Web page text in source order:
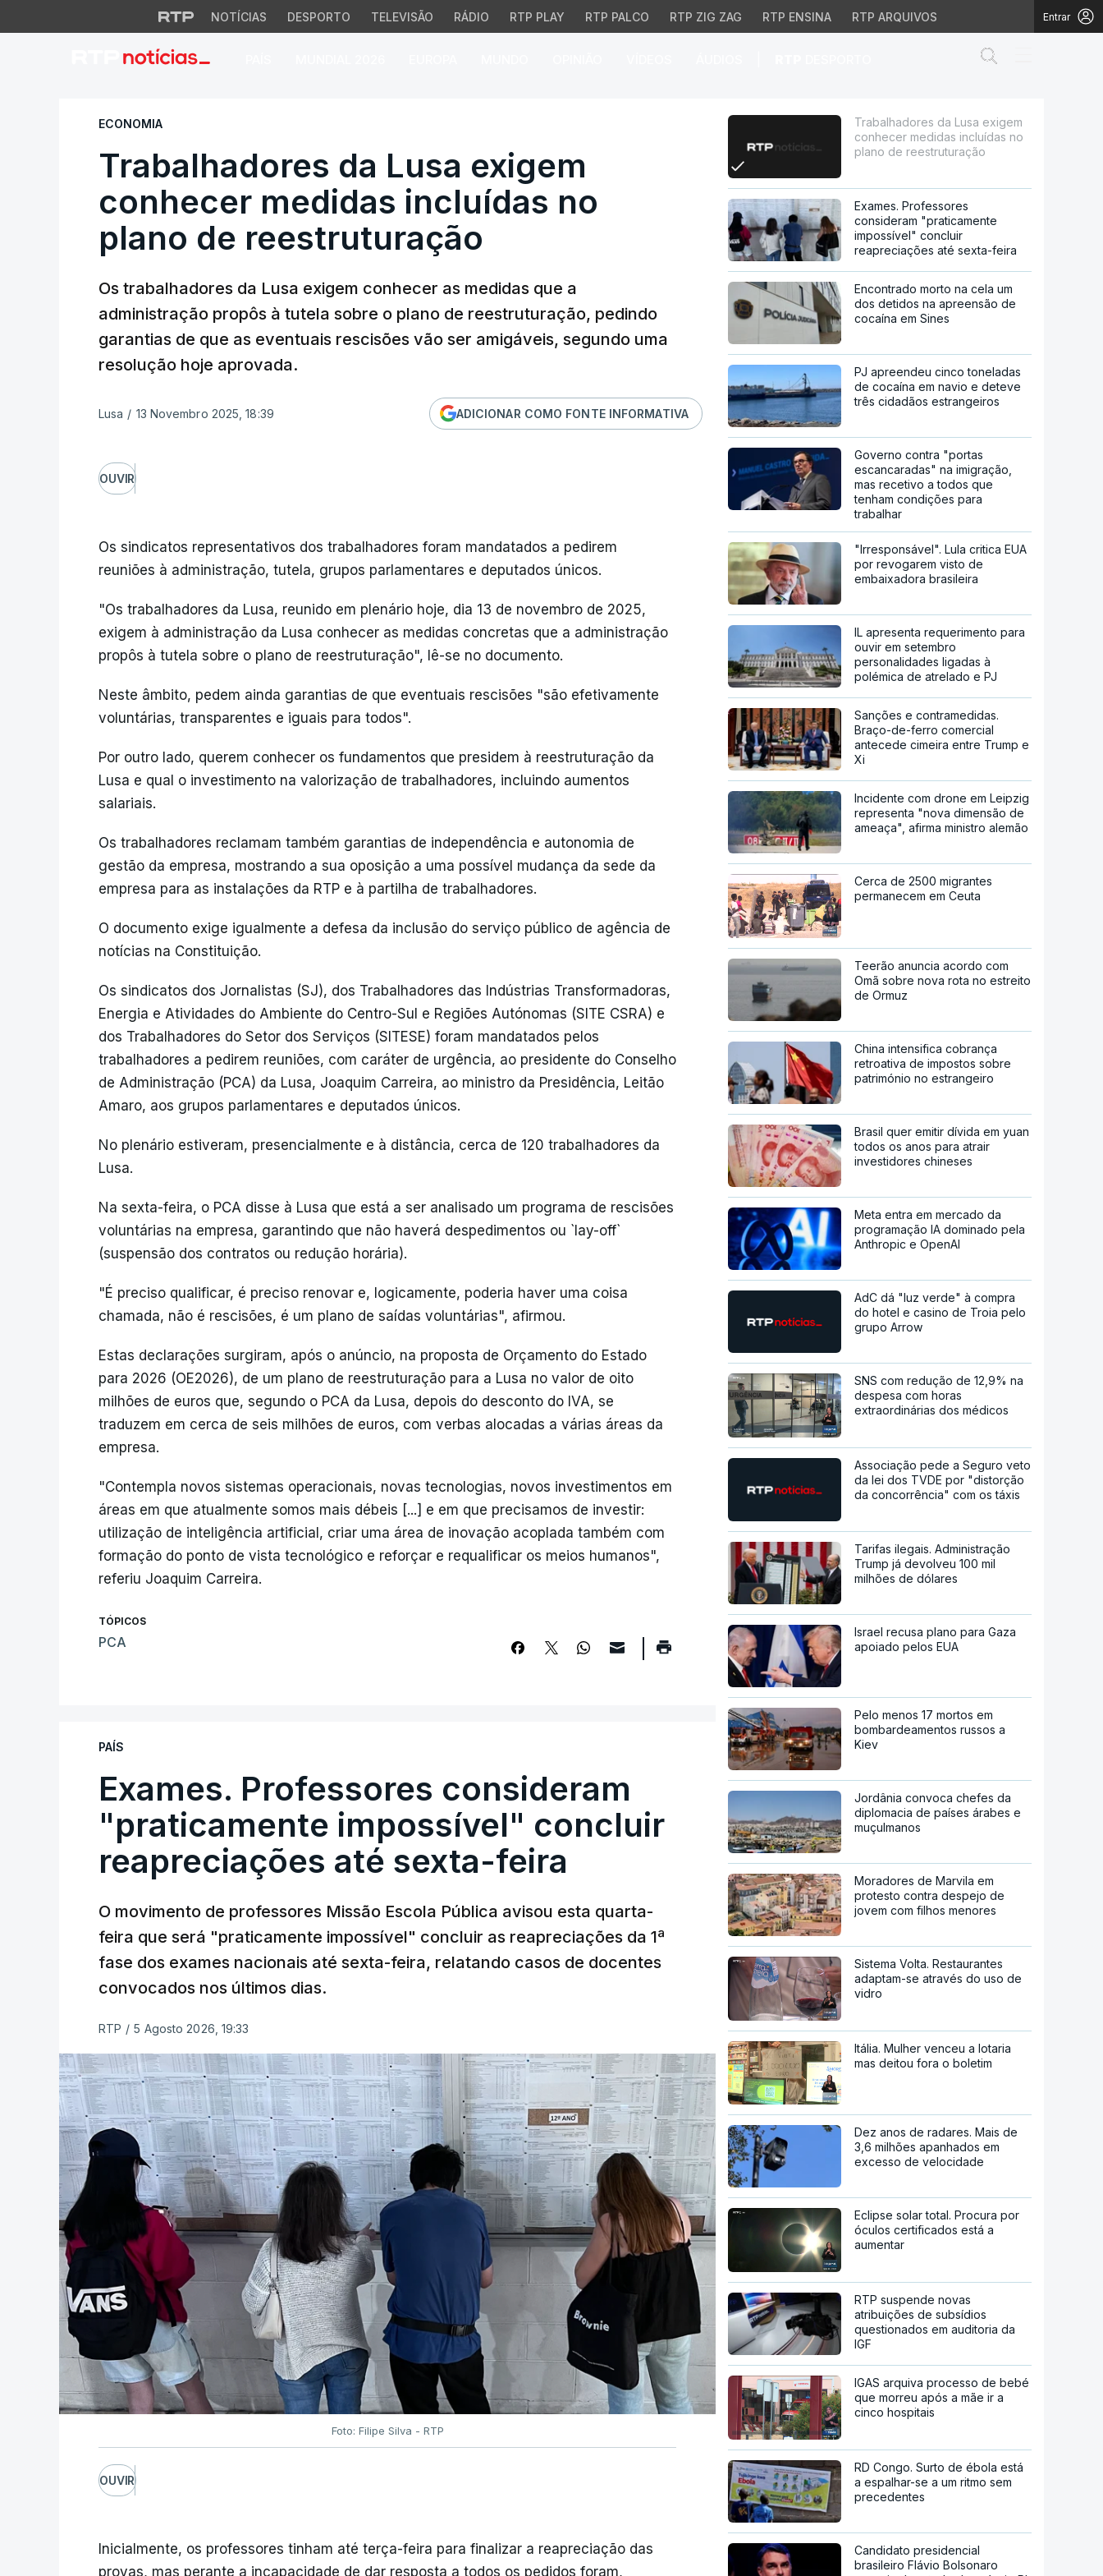
NOTÍCIAS DESPORTO TELEVISÃO RÁDIO RTP PLAY RTP PALCO RTP ZIG ZAG RTP ENSINA RTP ARQUIVOS Entrar
Trabalhadores da Lusa exigem conhecer medidas incluídas no
ECONOMIA
Trabalhadores da Lusa exigem
conhecer medidas incluídas no
plano de reestruturação
Os trabalhadores da Lusa exigem conhecer as medidas que a
administração propôs à tutela sobre o plano de reestruturação, pedindo
garantias de que as eventuais rescisões vão ser amigáveis, segundo uma
resolução hoje aprovada.
Lusa / 13 Novembro 2025, 18:39 ADICIONAR COMO FONTE INFORMATIVA
OUVIR
Os sindicatos representativos dos trabalhadores foram mandatados a pedirem
reuniões à administração, tutela, grupos parlamentares e deputados únicos.
"Os trabalhadores da Lusa, reunido em plenário hoje, dia 13 de novembro de 2025,
exigem à administração da Lusa conhecer as medidas concretas que a administração
propôs à tutela sobre o plano de reestruturação", lê-se no documento.
Neste âmbito, pedem ainda garantias de que eventuais rescisões "são efetivamente
voluntárias, transparentes e iguais para todos".
Por outro lado, querem conhecer os fundamentos que presidem à reestruturação da
Lusa e qual o investimento na valorização de trabalhadores, incluindo aumentos
salariais.
Os trabalhadores reclamam também garantias de independência e autonomia de
gestão da empresa, mostrando a sua oposição a uma possível mudança da sede da
empresa para as instalações da RTP e à partilha de trabalhadores.
O documento exige igualmente a defesa da inclusão do serviço público de agência de
notícias na Constituição.
Os sindicatos dos Jornalistas (SJ), dos Trabalhadores das Indústrias Transformadoras,
Energia e Atividades do Ambiente do Centro-Sul e Regiões Autónomas (SITE CSRA) e
dos Trabalhadores do Setor dos Serviços (SITESE) foram mandatados pelos
trabalhadores a pedirem reuniões, com caráter de urgência, ao presidente do Conselho
de Administração (PCA) da Lusa, Joaquim Carreira, ao ministro da Presidência, Leitão
Amaro, aos grupos parlamentares e deputados únicos.
No plenário estiveram, presencialmente e à distância, cerca de 120 trabalhadores da
Lusa.
Na sexta-feira, o PCA disse à Lusa que está a ser analisado um programa de rescisões
voluntárias na empresa, garantindo que não haverá despedimentos ou `lay-off`
(suspensão dos contratos ou redução horária).
"É preciso qualificar, é preciso renovar e, logicamente, poderia haver uma coisa
chamada, não é rescisões, é um plano de saídas voluntárias", afirmou.
Estas declarações surgiram, após o anúncio, na proposta de Orçamento do Estado
para 2026 (OE2026), de um plano de reestruturação para a Lusa no valor de oito
milhões de euros que, segundo o PCA da Lusa, depois do desconto do IVA, se
traduzem em cerca de seis milhões de euros, com verbas alocadas a várias áreas da
empresa.
"Contempla novos sistemas operacionais, novas tecnologias, novos investimentos em
áreas em que atualmente somos mais débeis [...] e em que precisamos de investir:
utilização de inteligência artificial, criar uma área de inovação acoplada também com
formação do ponto de vista tecnológico e reforçar e requalificar os meios humanos",
referiu Joaquim Carreira.
TÓPICOS
PCA
PAÍS
Exames. Professores consideram
"praticamente impossível" concluir
reapreciações até sexta-feira
O movimento de professores Missão Escola Pública avisou esta quarta-
feira que será "praticamente impossível" concluir as reapreciações da 1ª
fase dos exames nacionais até sexta-feira, relatando casos de docentes
convocados nos últimos dias.
RTP / 5 Agosto 2026, 19:33
Foto: Filipe Silva - RTP
OUVIR
Inicialmente, os professores tinham até terça-feira para finalizar a reapreciação das
provas, mas perante a incapacidade de dar resposta a todos os pedidos foram,
Trabalhadores da Lusa exigem
conhecer medidas incluídas no
plano de reestruturação
Exames. Professores
consideram "praticamente
impossível" concluir
reapreciações até sexta-feira
Encontrado morto na cela um
dos detidos na apreensão de
cocaína em Sines
PJ apreendeu cinco toneladas
de cocaína em navio e deteve
três cidadãos estrangeiros
Governo contra "portas
escancaradas" na imigração,
mas recetivo a todos que
tenham condições para
trabalhar
"Irresponsável". Lula critica EUA
por revogarem visto de
embaixadora brasileira
IL apresenta requerimento para
ouvir em setembro
personalidades ligadas à
polémica de atrelado e PJ
Sanções e contramedidas.
Braço-de-ferro comercial
antecede cimeira entre Trump e
Xi
Incidente com drone em Leipzig
representa "nova dimensão de
ameaça", afirma ministro alemão
Cerca de 2500 migrantes
permanecem em Ceuta
Teerão anuncia acordo com
Omã sobre nova rota no estreito
de Ormuz
China intensifica cobrança
retroativa de impostos sobre
património no estrangeiro
Brasil quer emitir dívida em yuan
todos os anos para atrair
investidores chineses
Meta entra em mercado da
programação IA dominado pela
Anthropic e OpenAI
AdC dá "luz verde" à compra
do hotel e casino de Troia pelo
grupo Arrow
SNS com redução de 12,9% na
despesa com horas
extraordinárias dos médicos
Associação pede a Seguro veto
da lei dos TVDE por "distorção
da concorrência" com os táxis
Tarifas ilegais. Administração
Trump já devolveu 100 mil
milhões de dólares
Israel recusa plano para Gaza
apoiado pelos EUA
Pelo menos 17 mortos em
bombardeamentos russos a
Kiev
Jordânia convoca chefes da
diplomacia de países árabes e
muçulmanos
Moradores de Marvila em
protesto contra despejo de
jovem com filhos menores
Sistema Volta. Restaurantes
adaptam-se através do uso de
vidro
Itália. Mulher venceu a lotaria
mas deitou fora o boletim
Dez anos de radares. Mais de
3,6 milhões apanhados em
excesso de velocidade
Eclipse solar total. Procura por
óculos certificados está a
aumentar
RTP suspende novas
atribuições de subsídios
questionados em auditoria da
IGF
IGAS arquiva processo de bebé
que morreu após a mãe ir a
cinco hospitais
RD Congo. Surto de ébola está
a espalhar-se a um ritmo sem
precedentes
Candidato presidencial
brasileiro Flávio Bolsonaro